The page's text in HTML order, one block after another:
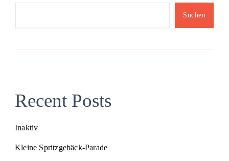
Suchen
Recent Posts
Inaktiv
Kleine Spritzgebäck-Parade